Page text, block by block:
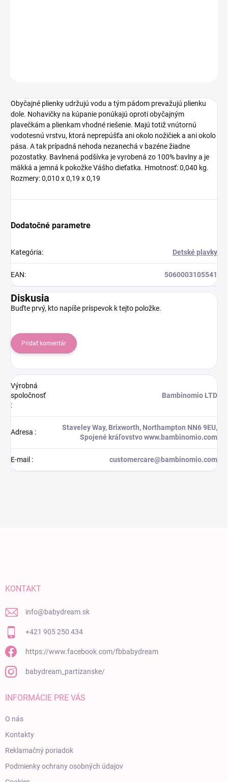
Obyčajné plienky udržujú vodu a tým pádom prevažujú plienku
dole. Nohavičky na kúpanie ponúkajú oproti obyčajným
plavečkám a plienkam vhodné riešenie. Majú totiž vnútornú
vodotesnú vrstvu, ktorá neprepúšťa ani okolo nožičiek a ani okolo
pása. A tak prípadná nehoda nezanechá v bazéne žiadne
pozostatky. Bavlnená podšívka je vyrobená zo 100% bavlny a je
mäkká a jemná k pokožke Vášho dieťatka. Hmotnosť: 0,040 kg.
Rozmery: 0,010 x 0,19 x 0,19
Dodatočné parametre
Kategória: Detské plavky
EAN: 5060003105541
Diskusia
Buďte prvý, kto napíše príspevok k tejto položke.
Pridať komentár
Výrobná
spoločnosť
:
Bambinomio LTD
Adresa :
Staveley Way, Brixworth, Northampton NN6 9EU,
Spojené kráľovstvo www.bambinomio.com
E-mail : customercare@bambinomio.com
KONTAKT
info@babydream.sk
+421 905 250 434
https://www.facebook.com/fbbabydream
babydream_partizanske/
INFORMÁCIE PRE VÁS
O nás
Kontakty
Reklamačný poriadok
Podmienky ochrany osobných údajov